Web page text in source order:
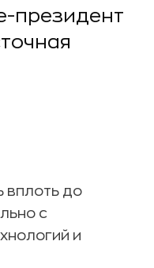
президент
вплоть до
с
и